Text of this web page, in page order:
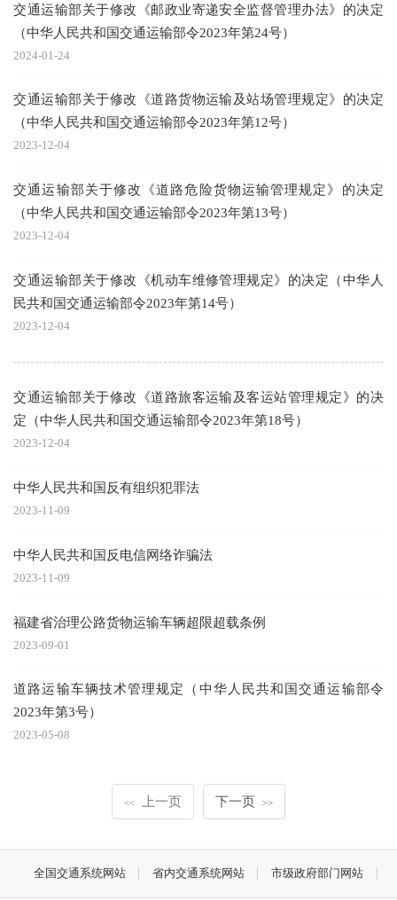
交通运输部关于修改《邮政业寄递安全监督管理办法》的决定
（中华人民共和国交通运输部令2023年第24号）
2024-01-24
交通运输部关于修改《道路货物运输及站场管理规定》的决定
（中华人民共和国交通运输部令2023年第12号）
2023-12-04
交通运输部关于修改《道路危险货物运输管理规定》的决定
（中华人民共和国交通运输部令2023年第13号）
2023-12-04
交通运输部关于修改《机动车维修管理规定》的决定（中华人
民共和国交通运输部令2023年第14号）
2023-12-04
交通运输部关于修改《道路旅客运输及客运站管理规定》的决
定（中华人民共和国交通运输部令2023年第18号）
2023-12-04
中华人民共和国反有组织犯罪法
2023-11-09
中华人民共和国反电信网络诈骗法
2023-11-09
福建省治理公路货物运输车辆超限超载条例
2023-09-01
道路运输车辆技术管理规定（中华人民共和国交通运输部令
2023年第3号）
2023-05-08
<< 上一页 下一页 >>
全国交通系统网站 省内交通系统网站 市级政府部门网站